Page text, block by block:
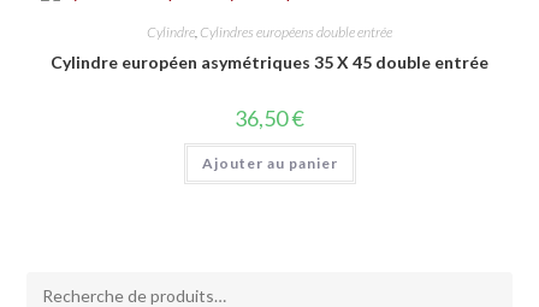
Cylindre, Cylindres européens double entrée
Cylindre européen asymétriques 35 X 45 double entrée
36,50€
Ajouter au panier